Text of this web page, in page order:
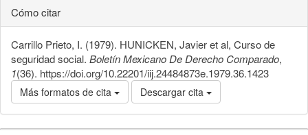
Cómo citar
Carrillo Prieto, I. (1979). HUNICKEN, Javier et al, Curso de
seguridad social. Boletín Mexicano De Derecho Comparado,
1(36). https://doi.org/10.22201/iij.24484873e.1979.36.1423
Más formatos de cita Descargar cita